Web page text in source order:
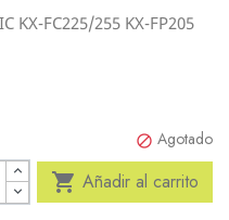
KX-FC225/255 KX-FP205
 Agotado
 Añadir al carrito